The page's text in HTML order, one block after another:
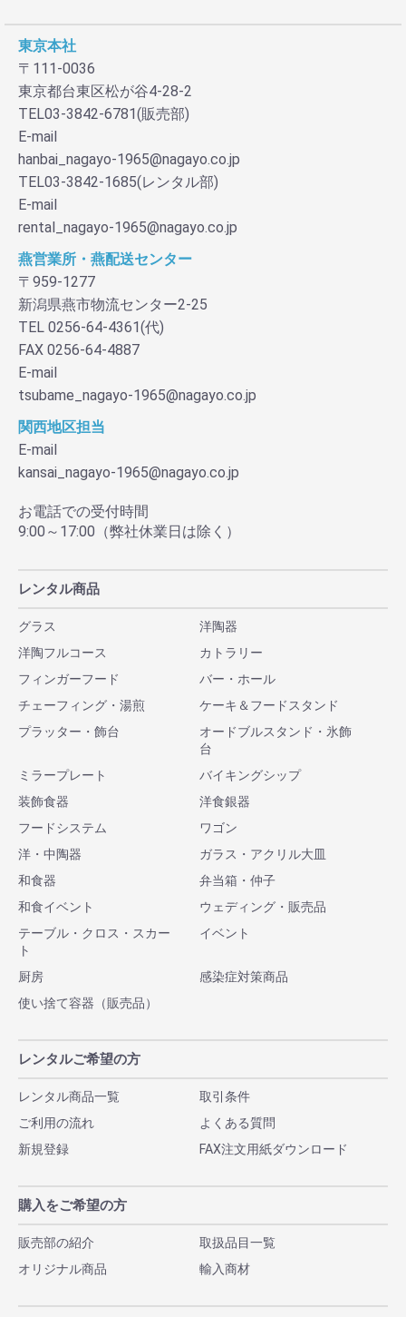
東京本社
〒111-0036
東京都台東区松が谷4-28-2
TEL03-3842-6781(販売部)
E-mail
hanbai_nagayo-1965@nagayo.co.jp
TEL03-3842-1685(レンタル部)
E-mail
rental_nagayo-1965@nagayo.co.jp
燕営業所・燕配送センター
〒959-1277
新潟県燕市物流センター2-25
TEL 0256-64-4361(代)
FAX 0256-64-4887
E-mail
tsubame_nagayo-1965@nagayo.co.jp
関西地区担当
E-mail
kansai_nagayo-1965@nagayo.co.jp
お電話での受付時間
9:00～17:00（弊社休業日は除く）
レンタル商品
グラス
洋陶器
洋陶フルコース
カトラリー
フィンガーフード
バー・ホール
チェーフィング・湯煎
ケーキ＆フードスタンド
プラッター・飾台
オードブルスタンド・氷飾
台
ミラープレート
バイキングシップ
装飾食器
洋食銀器
フードシステム
ワゴン
洋・中陶器
ガラス・アクリル大皿
和食器
弁当箱・仲子
和食イベント
ウェディング・販売品
テーブル・クロス・スカー
ト
イベント
厨房
感染症対策商品
使い捨て容器（販売品）
レンタルご希望の方
レンタル商品一覧
取引条件
ご利用の流れ
よくある質問
新規登録
FAX注文用紙ダウンロード
購入をご希望の方
販売部の紹介
取扱品目一覧
オリジナル商品
輸入商材